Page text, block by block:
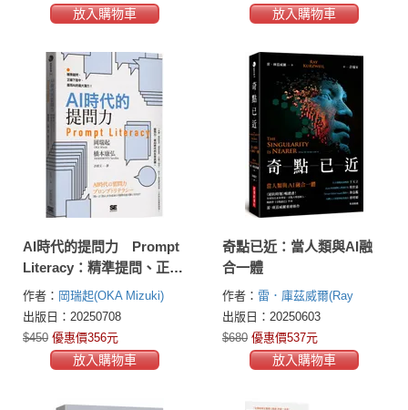
放入購物車 放入購物車
AI時代的提問力 Prompt
Literacy：精準提問、正確
下指令，善用AI的最大潛
力！
作者： 岡瑞起(OKA Mizuki)
出版日：20250708
$450 優惠價356元
放入購物車
奇點已近：當人類與AI融
合一體
作者： 雷．庫茲威爾(Ray
Kurzweil)
出版日：20250603
$680 優惠價537元
放入購物車